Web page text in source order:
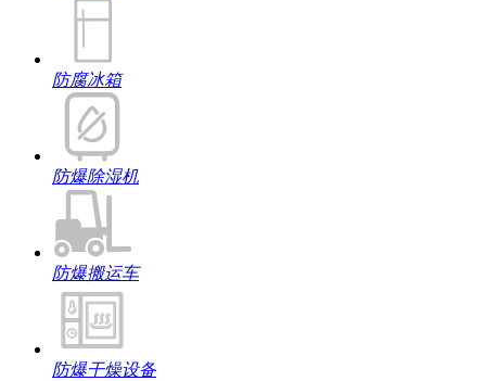
防腐冰箱
防爆除湿机
防爆搬运车
防爆干燥设备